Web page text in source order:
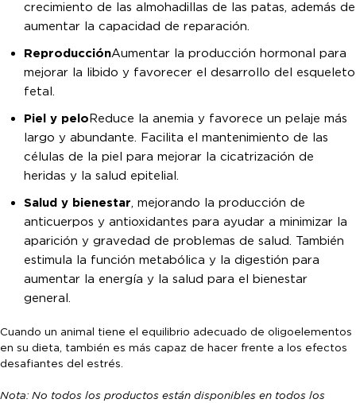
crecimiento de las almohadillas de las patas, además de
aumentar la capacidad de reparación.
ReproducciónAumentar la producción hormonal para
mejorar la libido y favorecer el desarrollo del esqueleto
fetal.
Piel y peloReduce la anemia y favorece un pelaje más
largo y abundante. Facilita el mantenimiento de las
células de la piel para mejorar la cicatrización de
heridas y la salud epitelial.
Salud y bienestar, mejorando la producción de
anticuerpos y antioxidantes para ayudar a minimizar la
aparición y gravedad de problemas de salud. También
estimula la función metabólica y la digestión para
aumentar la energía y la salud para el bienestar
general.
Cuando un animal tiene el equilibrio adecuado de oligoelementos
en su dieta, también es más capaz de hacer frente a los efectos
desafiantes del estrés.
Nota: No todos los productos están disponibles en todos los